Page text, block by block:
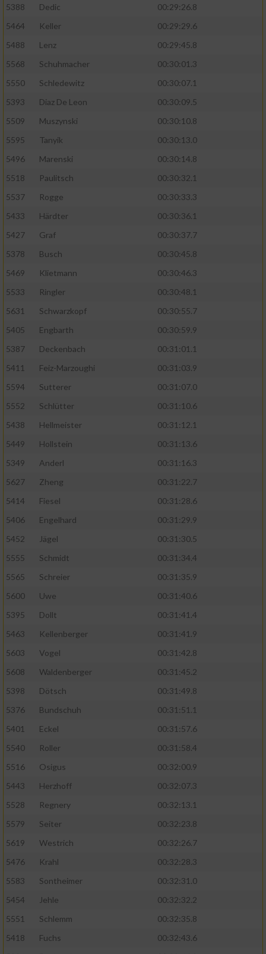
5388 Dedic
00:29:26.8
5464
Keller
00:29:29.6
5488
Lenz
00:29:45.8
5568
Schuhmacher
00:30:01.3
5550
Schledewitz
00:30:07.1
5393
Diaz De Leon
00:30:09.5
5509
Muszynski
00:30:10.8
5595
Tanyik
00:30:13.0
5496
Marenski
00:30:14.8
5518
Paulitsch
00:30:32.1
5537
Rogge
00:30:33.3
5433
Härdter
00:30:36.1
5427
Graf
00:30:37.7
5378
Busch
00:30:45.8
5469
Klietmann
00:30:46.3
5533
Ringler
00:30:48.1
5631
Schwarzkopf
00:30:55.7
5405
Engbarth
00:30:59.9
5387
Deckenbach
00:31:01.1
5411
Feiz-Marzoughi
00:31:03.9
5594
Sutterer
00:31:07.0
5552
Schlütter
00:31:10.6
5438
Hellmeister
00:31:12.1
5449
Hollstein
00:31:13.6
5349
Anderl
00:31:16.3
5627
Zheng
00:31:22.7
5414
Fiesel
00:31:28.6
5406
Engelhard
00:31:29.9
5452
Jägel
00:31:30.5
5555
Schmidt
00:31:34.4
5565
Schreier
00:31:35.9
5600
Uwe
00:31:40.6
5395
Dollt
00:31:41.4
5463
Kellenberger
00:31:41.9
5603
Vogel
00:31:42.8
5608
Waldenberger
00:31:45.2
5398
Dötsch
00:31:49.8
5376
Bundschuh
00:31:51.1
5401
Eckel
00:31:57.6
5540
Roller
00:31:58.4
5516
Osigus
00:32:00.9
5443
Herzhoff
00:32:07.3
5528
Regnery
00:32:13.1
5579
Seiter
00:32:23.8
5619
Westrich
00:32:26.7
5476
Krahl
00:32:28.3
5583
Sontheimer
00:32:31.0
5454
Jehle
00:32:32.2
5551
Schlemm
00:32:35.8
5418
Fuchs
00:32:43.6